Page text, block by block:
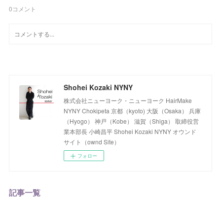
0コメント
Shohei Kozaki NYNY
株式会社ニューヨーク・ニューヨーク HairMake
NYNY Chokipeta 京都（kyoto) 大阪（Osaka） 兵庫
（Hyogo） 神戸（Kobe） 滋賀（Shiga） 取締役営
業本部長 小崎昌平 Shohei Kozaki NYNY オウンド
サイト（ownd Site）
フォロー
記事一覧